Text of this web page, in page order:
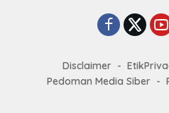
Disclaimer
Pedoman Media Siber